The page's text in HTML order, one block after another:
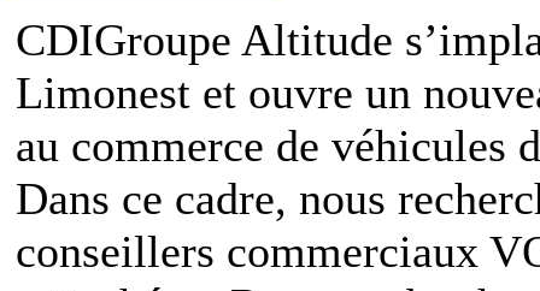
CDIGroupe Altitude
Limonest et ouvre un
au commerce de véhicules
Dans ce cadre, nous
conseillers commerciaux